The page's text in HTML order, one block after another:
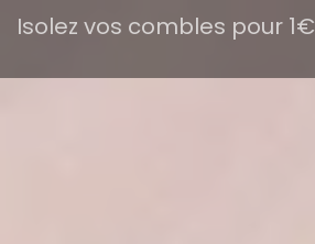
Isolez vos combles pour 1€